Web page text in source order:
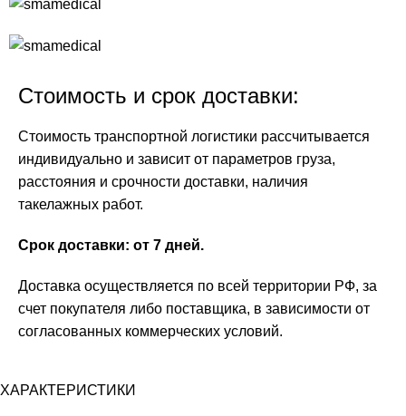
Стоимость и срок доставки:
Стоимость транспортной логистики рассчитывается
индивидуально и зависит от параметров груза,
расстояния и срочности доставки, наличия
такелажных работ.
Срок доставки: от 7 дней.
Доставка осуществляется по всей территории РФ, за
счет покупателя либо поставщика, в зависимости от
согласованных коммерческих условий.
ХАРАКТЕРИСТИКИ